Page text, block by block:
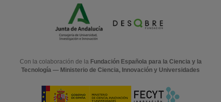
Con la colaboración de la Fundación Española para la Ciencia y la
Tecnología — Ministerio de Ciencia, Innovación y Universidades